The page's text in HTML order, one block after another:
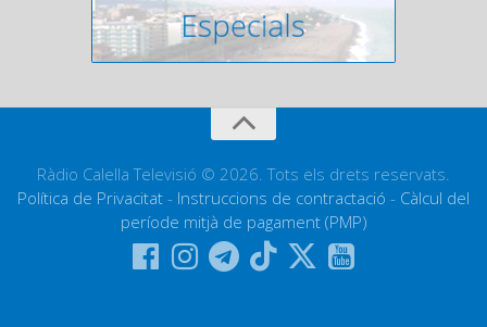
Ràdio Calella Televisió © 2026. Tots els drets reservats.
Política de Privacitat - Instruccions de contractació - Càlcul del
període mitjà de pagament (PMP)